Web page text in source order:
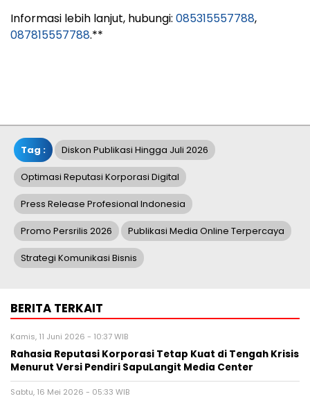
Informasi lebih lanjut, hubungi: 085315557788,
087815557788.**
Tag : Diskon Publikasi Hingga Juli 2026
Optimasi Reputasi Korporasi Digital
Press Release Profesional Indonesia
Promo Persrilis 2026 Publikasi Media Online Terpercaya
Strategi Komunikasi Bisnis
BERITA TERKAIT
Kamis, 11 Juni 2026 - 10:37 WIB
Rahasia Reputasi Korporasi Tetap Kuat di Tengah Krisis
Menurut Versi Pendiri SapuLangit Media Center
Sabtu, 16 Mei 2026 - 05:33 WIB